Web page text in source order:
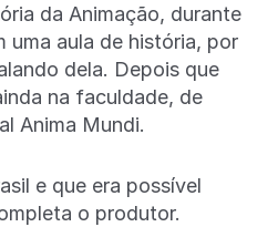
da Animação, durante
uma aula de história, por
dela. Depois que
na faculdade, de
Anima Mundi.
e que era possível
o produtor.